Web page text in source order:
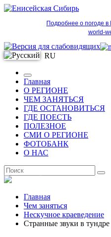
Подробнее о погоде в
world-
RU
Главная
О РЕГИОНЕ
ЧЕМ ЗАНЯТЬСЯ
ГДЕ ОСТАНОВИТЬСЯ
ГДЕ ПОЕСТЬ
ПОЛЕЗНОЕ
СМИ О РЕГИОНЕ
ФОТОБАНК
О НАС
Главная
Чем заняться
Нескучное краеведение
Странные звуки в тундре